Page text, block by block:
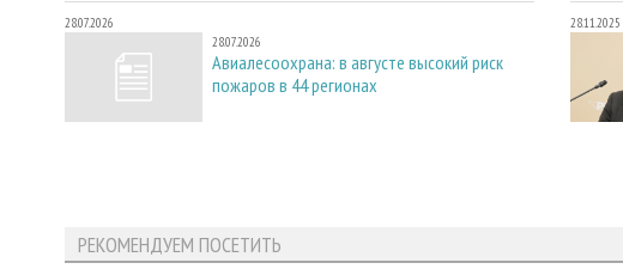
28.07.2026
28.07.2026
Авиалесоохрана: в августе высокий риск
пожаров в 44 регионах
28.11.2025
РЕКОМЕНДУЕМ ПОСЕТИТЬ